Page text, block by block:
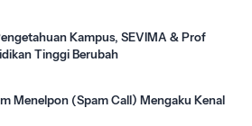
Kampus, SEVIMA & Prof
Tinggi Berubah
Menelpon (Spam Call) Mengaku Kenal